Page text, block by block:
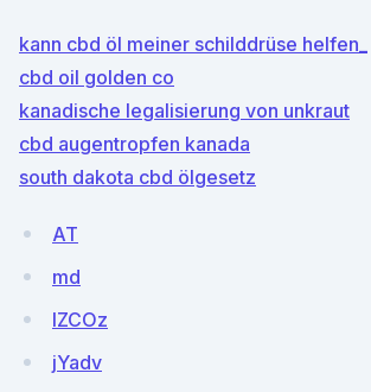
kann cbd öl meiner schilddrüse helfen_
cbd oil golden co
kanadische legalisierung von unkraut
cbd augentropfen kanada
south dakota cbd ölgesetz
AT
md
lZCOz
jYadv